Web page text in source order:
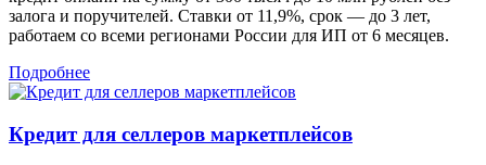
залога и поручителей. Ставки от 11,9%, срок — до 3 лет,
работаем со всеми регионами России для ИП от 6 месяцев.
Подробнее
Кредит для селлеров маркетплейсов